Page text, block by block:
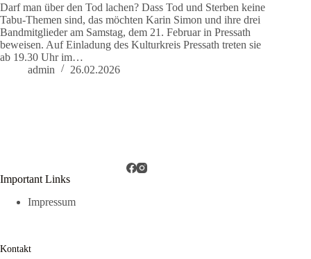
Darf man über den Tod lachen? Dass Tod und Sterben keine
Tabu-Themen sind, das möchten Karin Simon und ihre drei
Bandmitglieder am Samstag, dem 21. Februar in Pressath
beweisen. Auf Einladung des Kulturkreis Pressath treten sie
ab 19.30 Uhr im…
admin
26.02.2026
Important Links
Impressum
Kontakt